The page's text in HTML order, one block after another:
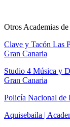
Otros Academias
Clave y Tacón Las
Gran Canaria
Studio 4 Música y
Gran Canaria
Policía Nacional de
Aquisebaila |